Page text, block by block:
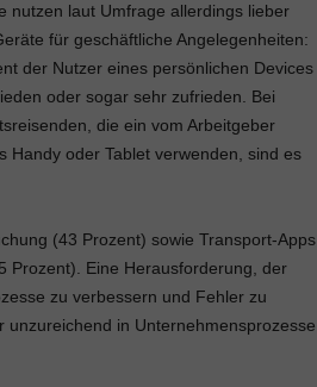
nutzen laut Umfrage allerdings lieber
für geschäftliche Angelegenheiten:
der Nutzer eines persönlichen Devices
oder sogar sehr zufrieden. Bei
die ein vom Arbeitgeber
Handy oder Tablet verwenden, sind es
(43 Prozent) sowie Transport-Apps
Prozent). Eine Herausforderung, der
zu verbessern und Fehler zu
in Unternehmensprozesse